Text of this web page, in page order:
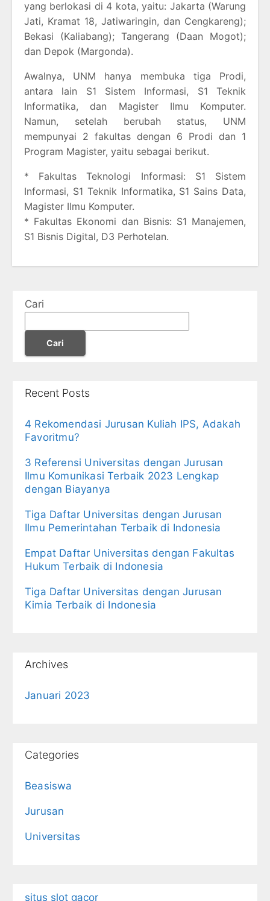
yang berlokasi di 4 kota, yaitu: Jakarta (Warung
Jati, Kramat 18, Jatiwaringin, dan Cengkareng);
Bekasi (Kaliabang); Tangerang (Daan Mogot);
dan Depok (Margonda).
Awalnya, UNM hanya membuka tiga Prodi,
antara lain S1 Sistem Informasi, S1 Teknik
Informatika, dan Magister Ilmu Komputer.
Namun, setelah berubah status, UNM
mempunyai 2 fakultas dengan 6 Prodi dan 1
Program Magister, yaitu sebagai berikut.
* Fakultas Teknologi Informasi: S1 Sistem
Informasi, S1 Teknik Informatika, S1 Sains Data,
Magister Ilmu Komputer.
* Fakultas Ekonomi dan Bisnis: S1 Manajemen,
S1 Bisnis Digital, D3 Perhotelan.
Cari
Cari
Recent Posts
4 Rekomendasi Jurusan Kuliah IPS, Adakah
Favoritmu?
3 Referensi Universitas dengan Jurusan
Ilmu Komunikasi Terbaik 2023 Lengkap
dengan Biayanya
Tiga Daftar Universitas dengan Jurusan
Ilmu Pemerintahan Terbaik di Indonesia
Empat Daftar Universitas dengan Fakultas
Hukum Terbaik di Indonesia
Tiga Daftar Universitas dengan Jurusan
Kimia Terbaik di Indonesia
Archives
Januari 2023
Categories
Beasiswa
Jurusan
Universitas
situs slot gacor